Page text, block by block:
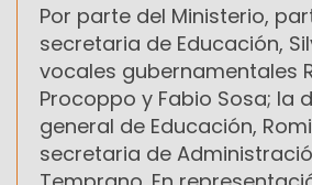
Por parte del Ministerio,
secretaria de Educación,
vocales gubernamentales
Procoppo y Fabio Sosa; la
general de Educación,
secretaria de